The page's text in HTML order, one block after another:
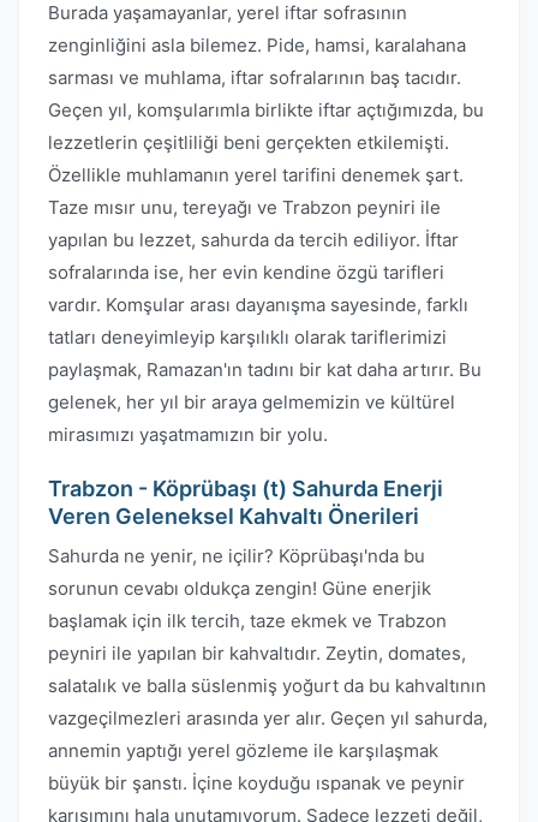
Burada yaşamayanlar, yerel iftar sofrasının
zenginliğini asla bilemez. Pide, hamsi, karalahana
sarması ve muhlama, iftar sofralarının baş tacıdır.
Geçen yıl, komşularımla birlikte iftar açtığımızda, bu
lezzetlerin çeşitliliği beni gerçekten etkilemişti.
Özellikle muhlamanın yerel tarifini denemek şart.
Taze mısır unu, tereyağı ve Trabzon peyniri ile
yapılan bu lezzet, sahurda da tercih ediliyor. İftar
sofralarında ise, her evin kendine özgü tarifleri
vardır. Komşular arası dayanışma sayesinde, farklı
tatları deneyimleyip karşılıklı olarak tariflerimizi
paylaşmak, Ramazan'ın tadını bir kat daha artırır. Bu
gelenek, her yıl bir araya gelmemizin ve kültürel
mirasımızı yaşatmamızın bir yolu.
Trabzon - Köprübaşı (t) Sahurda Enerji
Veren Geleneksel Kahvaltı Önerileri
Sahurda ne yenir, ne içilir? Köprübaşı'nda bu
sorunun cevabı oldukça zengin! Güne enerjik
başlamak için ilk tercih, taze ekmek ve Trabzon
peyniri ile yapılan bir kahvaltıdır. Zeytin, domates,
salatalık ve balla süslenmiş yoğurt da bu kahvaltının
vazgeçilmezleri arasında yer alır. Geçen yıl sahurda,
annemin yaptığı yerel gözleme ile karşılaşmak
büyük bir şanstı. İçine koyduğu ıspanak ve peynir
karışımını hala unutamıyorum. Sadece lezzeti değil,